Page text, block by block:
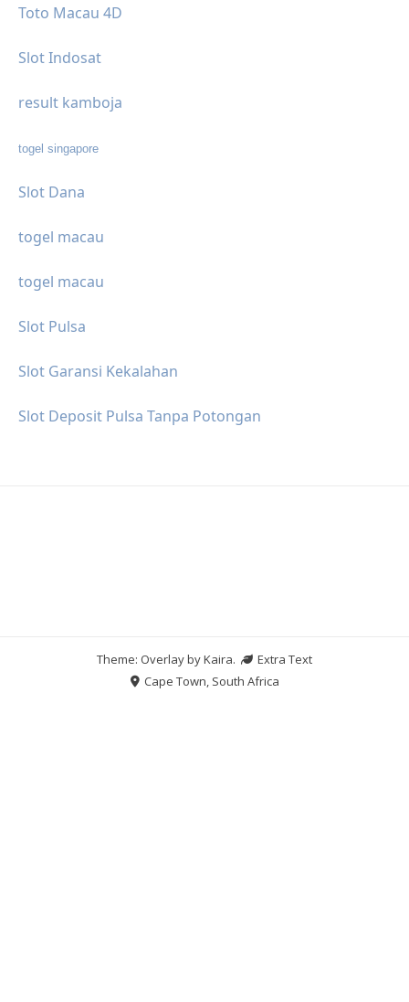
Toto Macau 4D
Slot Indosat
result kamboja
togel singapore
Slot Dana
togel macau
togel macau
Slot Pulsa
Slot Garansi Kekalahan
Slot Deposit Pulsa Tanpa Potongan
Theme: Overlay byKaira.
Extra Text
Cape Town, South Africa